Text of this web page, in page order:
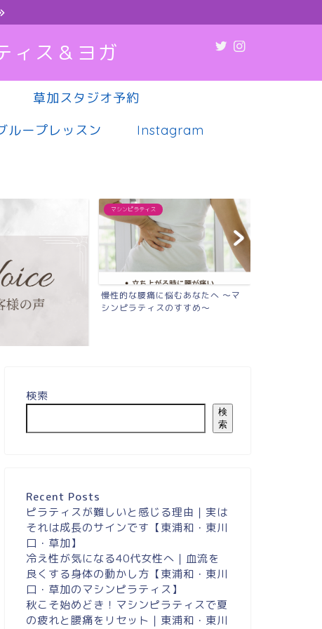
ィス＆ヨガ
草加スタジオ予約
ループレッスン
Instagram
膝の痛みが緩和し、
マシンピラティス
慢性的な腰痛に悩むあなたへ 〜マ
シンピラティスのすすめ〜
検索
検
索
Recent Posts
ピラティスが難しいと感じる理由｜実は
それは成長のサインです【東浦和・東川
口・草加】
冷え性が気になる40代女性へ｜血流を
良くする身体の動かし方【東浦和・東川
口・草加のマシンピラティス】
秋こそ始めどき！マシンピラティスで夏
の疲れと腰痛をリセット｜東浦和・東川